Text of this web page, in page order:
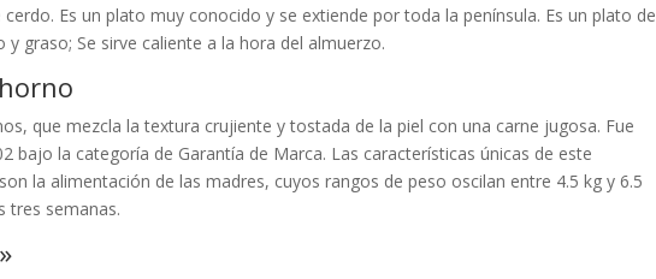
Es un plato muy conocido y se extiende por toda la península. Es un plato de
graso; Se sirve caliente a la hora del almuerzo.
que mezcla la textura crujiente y tostada de la piel con una carne jugosa. Fue
bajo la categoría de Garantía de Marca. Las características únicas de este
la alimentación de las madres, cuyos rangos de peso oscilan entre 4.5 kg y 6.5
tres semanas.